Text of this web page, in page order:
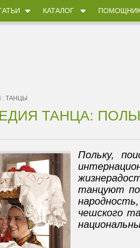
КАТАЛОГ
: ТАНЦЫ
ТАНЦА:
Польку,
танцуют по
чешского